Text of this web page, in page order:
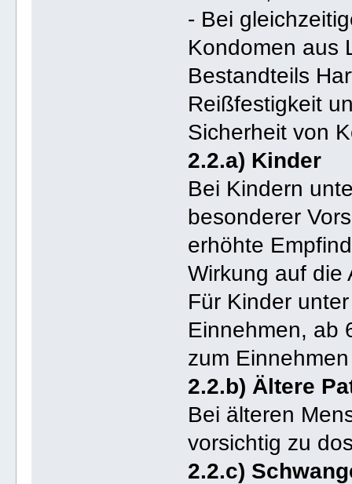
- Bei
Kondomen aus
Bestandteils
Reißfestigkeit
Sicherheit von
2.2.a) Kinder
Bei Kindern
besonderer
erhöhte
Wirkung auf die
Für Kinder
Einnehmen, ab
zum
2.2.b) Ältere
Bei älteren
vorsichtig zu
2.2.c)